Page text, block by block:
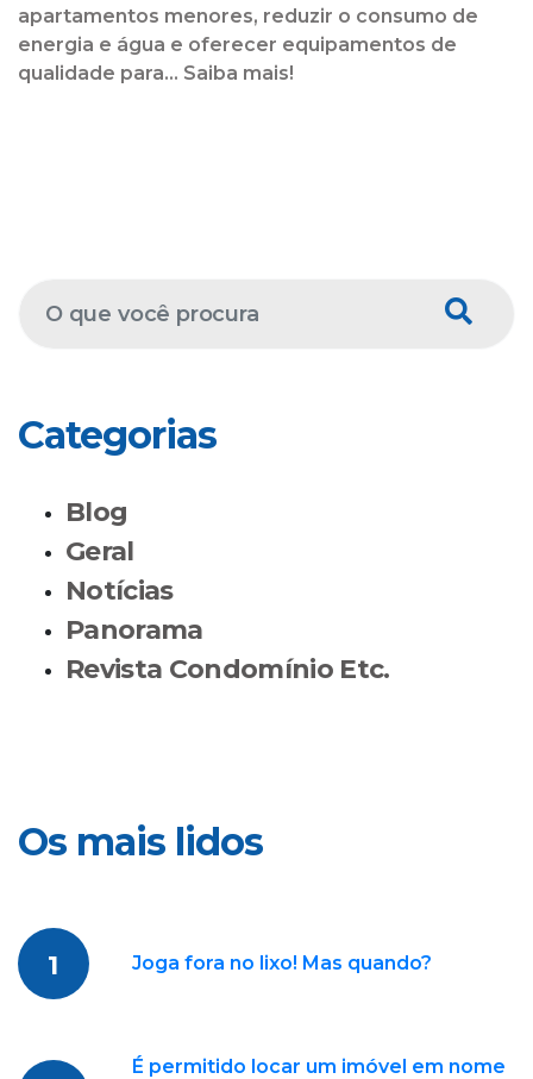
apartamentos menores, reduzir o consumo de
energia e água e oferecer equipamentos de
qualidade para... Saiba mais!
Categorias
Blog
Geral
Notícias
Panorama
Revista Condomínio Etc.
Os mais lidos
1 Joga fora no lixo! Mas quando?
É permitido locar um imóvel em nome